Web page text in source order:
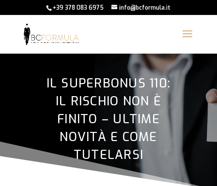
+39 378 083 6975 info@bcformula.it
IL SUPERBONUS 110:
IL RISCHIO NON È
FINITO – ULTIME
NOVITÀ E COME
TUTELARSI